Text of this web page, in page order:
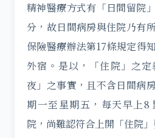
精神醫療方式有「日間留院
分，故日間病房與住院乃有
保險醫療辦法第17條規定得
外宿。是以，「住院」之
夜」之事實，且不含日間病
期一至星期五，每天早上8
院，尚難認符合上開「住院」